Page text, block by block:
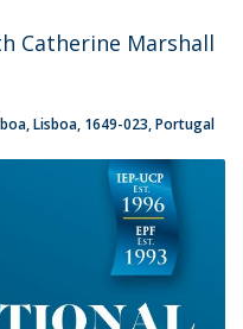
Catherine Marshall
Lisboa 1649-023 Portugal